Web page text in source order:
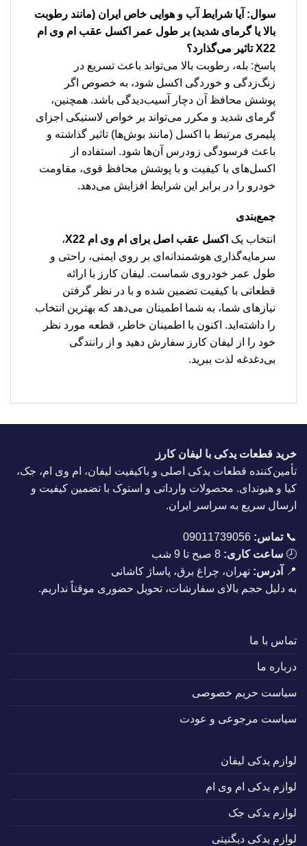
سوال: آیا شرایط آب و هوایی خاص ایران (مانند رطوبت
بالا یا گرمای شدید) بر طول عمر اکسل عقب ام وی ام
X22 تاثیر می‌گذارد؟
پاسخ: بله، رطوبت بالا می‌تواند باعث تسریع در
زنگ‌زدگی و خوردگی اکسل شود، به خصوص اگر
پوشش محافظ آن دچار آسیب‌دیدگی باشد. همچنین،
گرمای شدید و مکرر می‌تواند بر خواص لاستیکی اجزای
پلیمری مرتبط با اکسل (مانند بوش‌ها) تاثیر گذاشته و
باعث فرسودگی زودرس آن‌ها شود. استفاده از
اکسل‌های با کیفیت و با پوشش محافظ قوی، مقاومت
خودرو را در برابر این شرایط افزایش می‌دهد.
جمع‌بندی
انتخاب یک اکسل عقب اصل برای ام وی ام X22
،
سرمایه‌گذاری هوشمندانه‌ای بر روی ایمنی، راحتی و
طول عمر خودروی شماست. لیفان کارز با ارائه
قطعاتی با کیفیت تضمین شده و با در نظر گرفتن
نیازهای شما، به شما اطمینان می‌دهد که بهترین انتخاب
را داشته‌اید. اکنون با اطمینان خاطر، قطعه مورد نظر
خود را از لیفان کارز سفارش دهید و از رانندگی
بی‌دغدغه لذت ببرید.
خرید قطعات یدکی با لیفان کارز
تأمین‌کننده قطعات یدکی اصلی و باکیفیت لیفان، ام وی ام، جک،
کیا و هیوندای. محصولات وارداتی و استوک با تضمین کیفیت و
ارسال سریع به سراسر ایران.
📞تماس: 09011739056
🕗 ساعت کاری:
📍
آدرس: تهران، چراغ برق، پاساژ کاشانی
به دلیل حجم بالای سفارشات، تحویل حضوری موقتاً نداریم.
تماس با ما
درباره ما
سیاست حریم خصوصی
سیاست مرجوعی و عودت
لوازم یدکی لیفان
لوازم یدکی ام وی ام
لوازم یدکی جک
لوازم یدکی دیگنیتی